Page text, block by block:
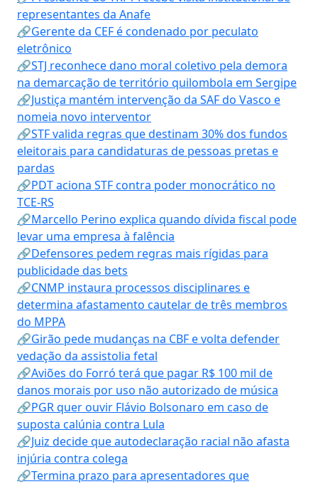
representantes da Anafe
🔗Gerente da CEF é condenado por peculato
eletrônico
🔗STJ reconhece dano moral coletivo pela demora
na demarcação de território quilombola em Sergipe
🔗Justiça mantém intervenção da SAF do Vasco e
nomeia novo interventor
🔗STF valida regras que destinam 30% dos fundos
eleitorais para candidaturas de pessoas pretas e
pardas
🔗PDT aciona STF contra poder monocrático no
TCE-RS
🔗Marcello Perino explica quando dívida fiscal pode
levar uma empresa à falência
🔗Defensores pedem regras mais rígidas para
publicidade das bets
🔗CNMP instaura processos disciplinares e
determina afastamento cautelar de três membros
do MPPA
🔗Girão pede mudanças na CBF e volta defender
vedação da assistolia fetal
🔗Aviões do Forró terá que pagar R$ 100 mil de
danos morais por uso não autorizado de música
🔗PGR quer ouvir Flávio Bolsonaro em caso de
suposta calúnia contra Lula
🔗Juiz decide que autodeclaração racial não afasta
injúria contra colega
🔗Termina prazo para apresentadores que